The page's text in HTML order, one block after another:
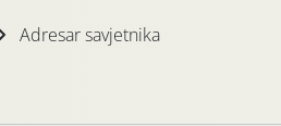
Adresar savjetnika